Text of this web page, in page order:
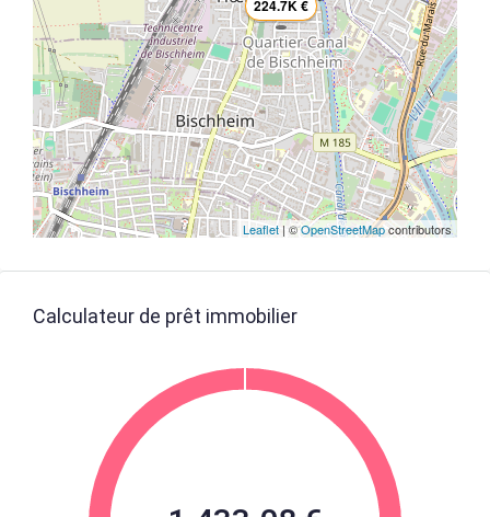
224.7K €
Leaflet| ©OpenStreetMapcontributors
Calculateur de prêt immobilier